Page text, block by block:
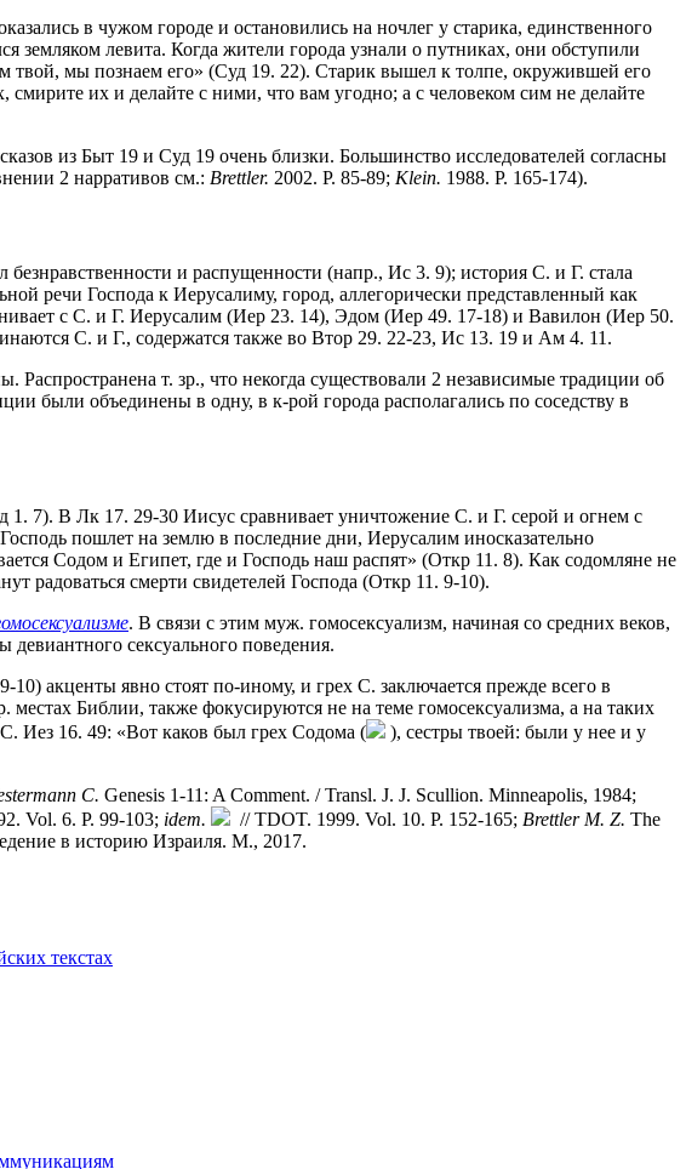
в чужом городе и остановились на ночлег у старика, единственного
земляком левита. Когда жители города узнали о путниках, они обступили
твой, мы познаем его» (Суд 19. 22). Старик вышел к толпе, окружившей его
их и делайте с ними, что вам угодно; а с человеком сим не делайте
из Быт 19 и Суд 19 очень близки. Большинство исследователей согласны
2 нарративов см.: Brettler. 2002. P. 85-89; Klein. 1988. P. 165-174).
и распущенности (напр., Ис 3. 9); история С. и Г. стала
речи Господа к Иерусалиму, город, аллегорически представленный как
с С. и Г. Иерусалим (Иер 23. 14), Эдом (Иер 49. 17-18) и Вавилон (Иер 50.
С. и Г., содержатся также во Втор 29. 22-23, Ис 13. 19 и Ам 4. 11.
т. зр., что некогда существовали 2 независимые традиции об
были объединены в одну, в к-рой города располагались по соседству в
7). В Лк 17. 29-30 Иисус сравнивает уничтожение С. и Г. серой и огнем с
пошлет на землю в последние дни, Иерусалим иносказательно
Содом и Египет, где и Господь наш распят» (Откр 11. 8). Как содомляне не
радоваться смерти свидетелей Господа (Откр 11. 9-10).
. В связи с этим муж. гомосексуализм, начиная со средних веков,
сексуального поведения.
акценты явно стоят по-иному, и грех С. заключается прежде всего в
Библии, также фокусируются не на теме гомосексуализма, а на таких
Иез 16. 49: «Вот каков был грех Содома (
), сестры твоей: были у нее и у
C. Genesis 1-11: A Comment. / Transl. J. J. Scullion. Minneapolis, 1984;
Vol. 6. P. 99-103; idem. // TDOT. 1999. Vol. 10. P. 152-165; Brettler M. Z. The
в историю Израиля. М., 2017.
текстах